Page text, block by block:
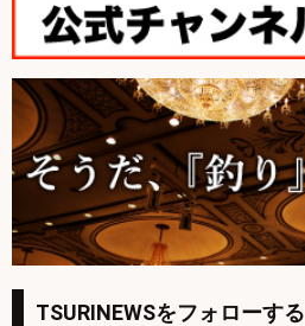
TSURINEWSをフォローする